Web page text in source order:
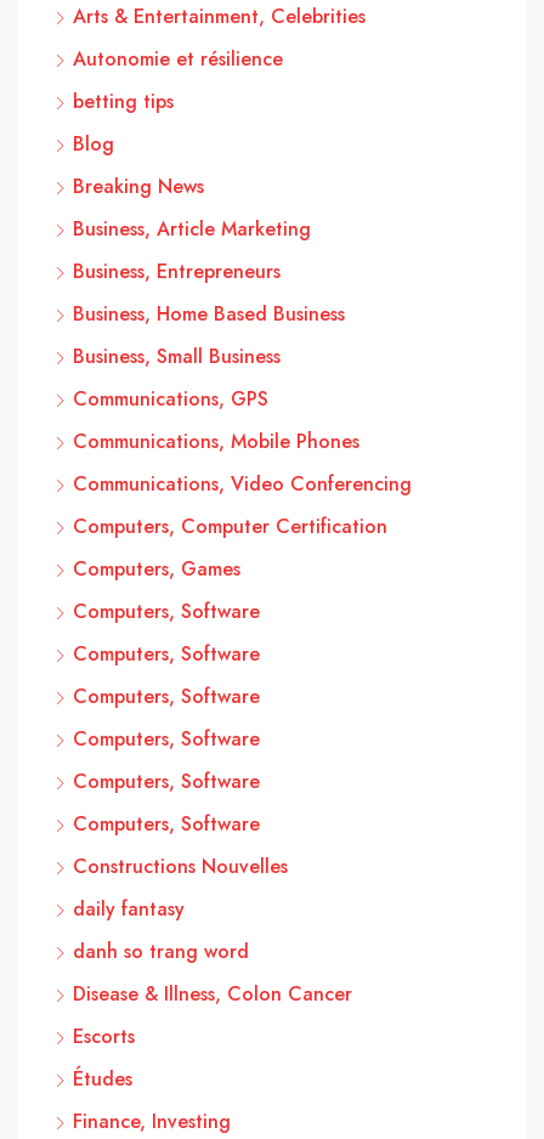
Arts & Entertainment, Celebrities
Autonomie et résilience
betting tips
Blog
Breaking News
Business, Article Marketing
Business, Entrepreneurs
Business, Home Based Business
Business, Small Business
Communications, GPS
Communications, Mobile Phones
Communications, Video Conferencing
Computers, Computer Certification
Computers, Games
Computers, Software
Computers, Software
Computers, Software
Computers, Software
Computers, Software
Computers, Software
Constructions Nouvelles
daily fantasy
danh so trang word
Disease & Illness, Colon Cancer
Escorts
Études
Finance, Investing